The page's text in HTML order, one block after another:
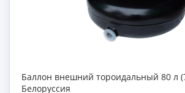
Баллон внешний тороидальный 80 л
Белоруссия